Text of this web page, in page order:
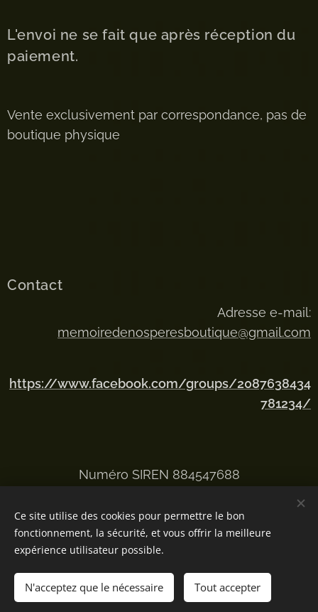
Ajouter au panier
L'envoi ne se fait que après réception du
paiement.
Vente exclusivement par correspondance, pas de
boutique physique
Contact
Adresse e-mail:
memoiredenosperesboutique@gmail.com
https://www.facebook.com/groups/2087638434
781234/
Numéro SIREN 884547688
Optimisé parWebnode Cookies
Ce site utilise des cookies pour permettre le bon
fonctionnement, la sécurité, et vous offrir la meilleure
expérience utilisateur possible.
N'acceptez que le nécessaire Tout accepter